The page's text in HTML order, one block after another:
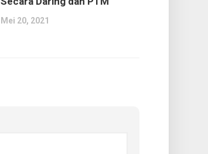
Mei 20, 2021